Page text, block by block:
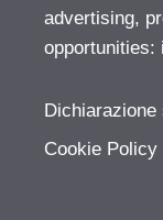
advertising,
opportunities:
Cookie Policy